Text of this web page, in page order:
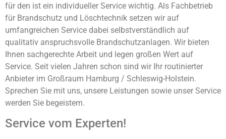
für den ist ein individueller Service wichtig. Als Fachbetrieb
für Brandschutz und Löschtechnik setzen wir auf
umfangreichen Service dabei selbstverständlich auf
qualitativ anspruchsvolle Brandschutzanlagen. Wir bieten
Ihnen sachgerechte Arbeit und legen großen Wert auf
Service. Seit vielen Jahren schon sind wir Ihr routinierter
Anbieter im Großraum Hamburg / Schleswig-Holstein.
Sprechen Sie mit uns, unsere Leistungen sowie unser Service
werden Sie begeistern.
Service vom Experten!